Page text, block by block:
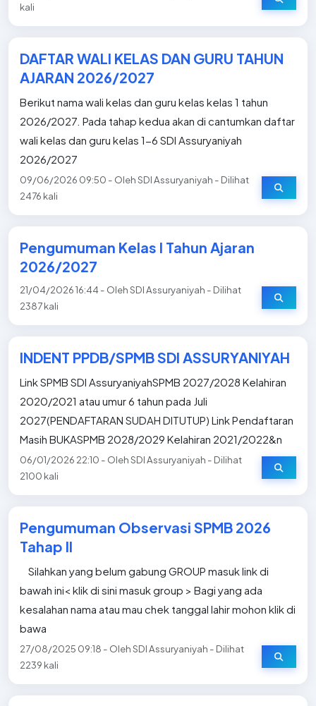
kali
DAFTAR WALI KELAS DAN GURU TAHUN
AJARAN 2026/2027
Berikut nama wali kelas dan guru kelas kelas 1 tahun
2026/2027. Pada tahap kedua akan di cantumkan daftar
wali kelas dan guru kelas 1-6 SDI Assuryaniyah
2026/2027
09/06/2026 09:50 - Oleh SDI Assuryaniyah - Dilihat
2476 kali
Pengumuman Kelas I Tahun Ajaran
2026/2027
21/04/2026 16:44 - Oleh SDI Assuryaniyah - Dilihat
2387 kali
INDENT PPDB/SPMB SDI ASSURYANIYAH
Link SPMB SDI AssuryaniyahSPMB 2027/2028 Kelahiran
2020/2021 atau umur 6 tahun pada Juli
2027(PENDAFTARAN SUDAH DITUTUP) Link Pendaftaran
Masih BUKASPMB 2028/2029 Kelahiran 2021/2022&n
06/01/2026 22:10 - Oleh SDI Assuryaniyah - Dilihat
2100 kali
Pengumuman Observasi SPMB 2026
Tahap II
Silahkan yang belum gabung GROUP masuk link di
bawah ini< klik di sini masuk group > Bagi yang ada
kesalahan nama atau mau chek tanggal lahir mohon klik di
bawa
27/08/2025 09:18 - Oleh SDI Assuryaniyah - Dilihat
2239 kali